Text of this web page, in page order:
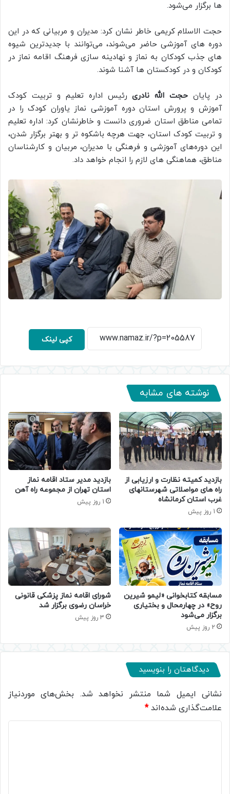
ها برگزار می‌شود.
حجت الاسلام کریمی خاطر نشان کرد: مدیران و مربیانی که در این
دوره های آموزشی حاضر می‌شوند، می‌توانند با جدیدترین شیوه
های جذب کودکان به نماز و نهادینه سازی فرهنگ اقامه نماز در
کودکان و در کودکستان ها آشنا شوند.
در پایان حجت الله نادریرئیس اداره تعلیم و تربیت کودک
آموزش و پرورش استان دوره آموزشی نماز یاوران کودک را در
تمامی مناطق استان ضروری دانست و خاطرنشان کرد: اداره تعلیم
و تربیت کودک استان، جهت هرچه باشکوه تر و بهتر برگزار شدن،
این دوره‌های آموزشی و فرهنگی با مدیران، مربیان و کارشناسان
مناطق، هماهنگی های لازم را انجام خواهد داد.
کپی لینک
نوشته های مشابه
بازدید کمیته نظارت و ارزیابی از
راه های مواصلاتی شهرستانهای
غرب استان کرمانشاه
1 روز پیش
بازدید مدیر ستاد اقامه نماز
استان تهران از مجموعه راه آهن
1 روز پیش
مسابقه کتابخوانی «لیمو شیرین
روح» در چهارمحال و بختیاری
برگزار می‌شود
2 روز پیش
شورای اقامه نماز پزشکی قانونی
خراسان رضوی برگزار شد
3 روز پیش
دیدگاهتان را بنویسید
نشانی ایمیل شما منتشر نخواهد شد. بخش‌های موردنیاز
علامت‌گذاری شده‌اند*